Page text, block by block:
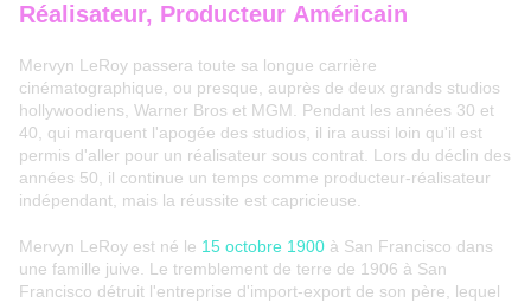
Réalisateur, Producteur Américain
Mervyn LeRoy passera toute sa longue carrière
cinématographique, ou presque, auprès de deux grands studios
hollywoodiens, Warner Bros et MGM. Pendant les années 30 et
40, qui marquent l'apogée des studios, il ira aussi loin qu'il est
permis d'aller pour un réalisateur sous contrat. Lors du déclin des
années 50, il continue un temps comme producteur-réalisateur
indépendant, mais la réussite est capricieuse.
Mervyn LeRoy est né le 15 octobre 1900 à San Francisco dans
une famille juive. Le tremblement de terre de 1906 à San
Francisco détruit l'entreprise d'import-export de son père, lequel